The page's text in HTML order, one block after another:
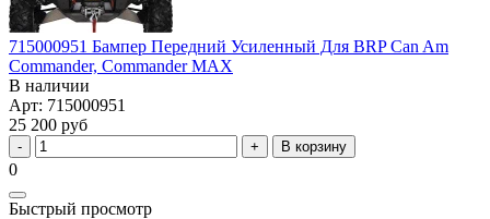
715000951 Бампер Передний Усиленный Для BRP Can Am
Commander, Commander MAX
В наличии
Арт: 715000951
25 200 руб
В корзину
0
Быстрый просмотр